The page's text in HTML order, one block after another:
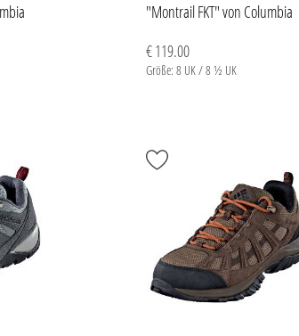
"Montrail FKT" von Columbia
€ 119.00
Größe: 8 UK / 8 ½ UK